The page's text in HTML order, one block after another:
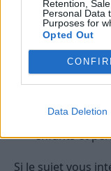
Retention,
Personal Data
Purposes for
Opted Out
Data Deletion
Saupoudrez
l’oreiller,
Aérez
direct.
Pour un
(jamais
enfants et
Si le sujet vous